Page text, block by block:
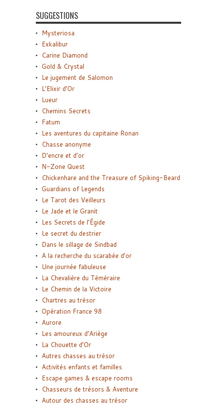
SUGGESTIONS
Mysteriosa
Exkalibur
Carine Diamond
Gold & Crystal
Le jugement de Salomon
L’Elixir d’Or
Lueur
Chemins Secrets
Fatum
Les aventures du capitaine Ronan
Chasse anonyme
D’encre et d’or
N-Zone Quest
Chickenhare and the Treasure of Spiking-Beard
Guardians of Legends
Le Tarot des Veilleurs
Le Jade et le Granit
Les Secrets de l’Égide
Le secret du destrier
Dans le sillage de Sindbad
A la recherche du scarabée d’or
Une journée fabuleuse
La Chevalière du Téméraire
Le Chemin de la Victoire
Chartres au trésor
Opération France 98
Aurore
Les amoureux d’Ariège
La Chouette d’Or
Autres chasses au trésor
Activités enfants et familles
Escape games & escape rooms
Chasseurs de trésors & Aventure
Autour des chasses au trésor